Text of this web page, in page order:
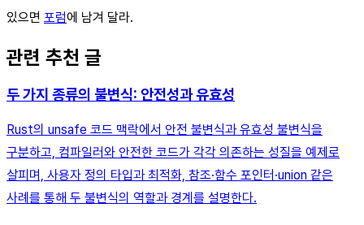
있으면 포럼에 남겨 달라.
관련 추천 글
두 가지 종류의 불변식: 안전성과 유효성
Rust의 unsafe 코드 맥락에서 안전 불변식과 유효성 불변식을
구분하고, 컴파일러와 안전한 코드가 각각 의존하는 성질을 예제로
살피며, 사용자 정의 타입과 최적화, 참조·함수 포인터·union 같은
사례를 통해 두 불변식의 역할과 경계를 설명한다.